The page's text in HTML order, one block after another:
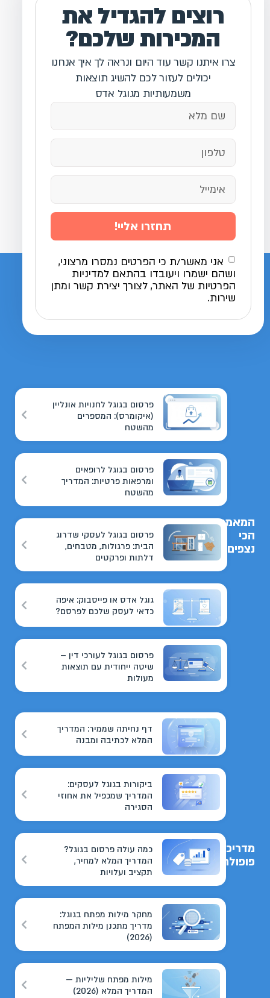
רוצים להגדיל את
המכירות שלכם?
צרו איתנו קשר עוד היום ונראה לך איך אנחנו
יכולים לעזור לכם להשיג תוצאות
משמעותיות מגוגל אדס
אני מאשר/ת כי הפרטים נמסרו מרצוני,
ושהם ישמרו ויעובדו בהתאם למדיניות
הפרטיות של האתר, לצורך יצירת קשר ומתן
שירות.
תחזרו אליי!
המאמרים
הכי
נצפים
פרסום בגוגל לחנויות אונליין
(איקומרס): המספרים
מהשטח
פרסום בגוגל לרופאים
ומרפאות פרטיות: המדריך
מהשטח
פרסום בגוגל לעסקי שדרוג
הבית: פרגולות, מטבחים,
דלתות ופרקטים
גוגל אדס או פייסבוק: איפה
כדאי לעסק שלכם לפרסם?
פרסום בגוגל לעורכי דין –
שיטה ייחודית עם תוצאות
מעולות
מדריכים
פופולריים
דף נחיתה שממיר: המדריך
המלא לכתיבה ומבנה
ביקורות בגוגל לעסקים:
המדריך שמכפיל את אחוזי
הסגירה
כמה עולה פרסום בגוגל?
המדריך המלא למחיר,
תקציב ועלויות
מחקר מילות מפתח בגוגל:
מדריך מתכנן מילות המפתח
(2026)
מילות מפתח שליליות —
המדריך המלא (2026)